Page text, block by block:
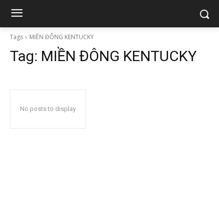
Tags MIỀN ĐÔNG KENTUCKY
Tag: MIỀN ĐÔNG KENTUCKY
No posts to display